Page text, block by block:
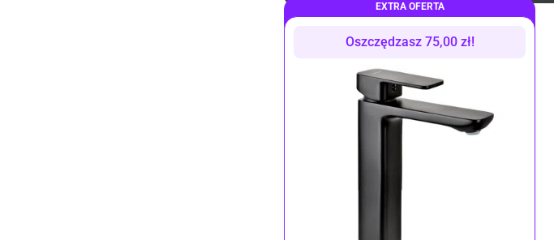
EXTRA OFERTA
Oszczędzasz 75,00 zł!